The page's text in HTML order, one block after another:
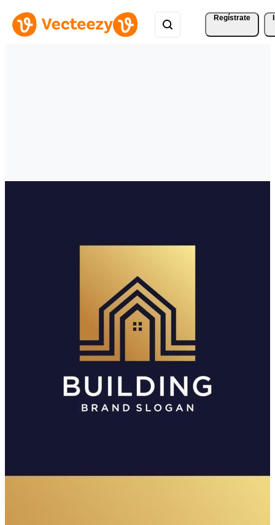
Regístrate